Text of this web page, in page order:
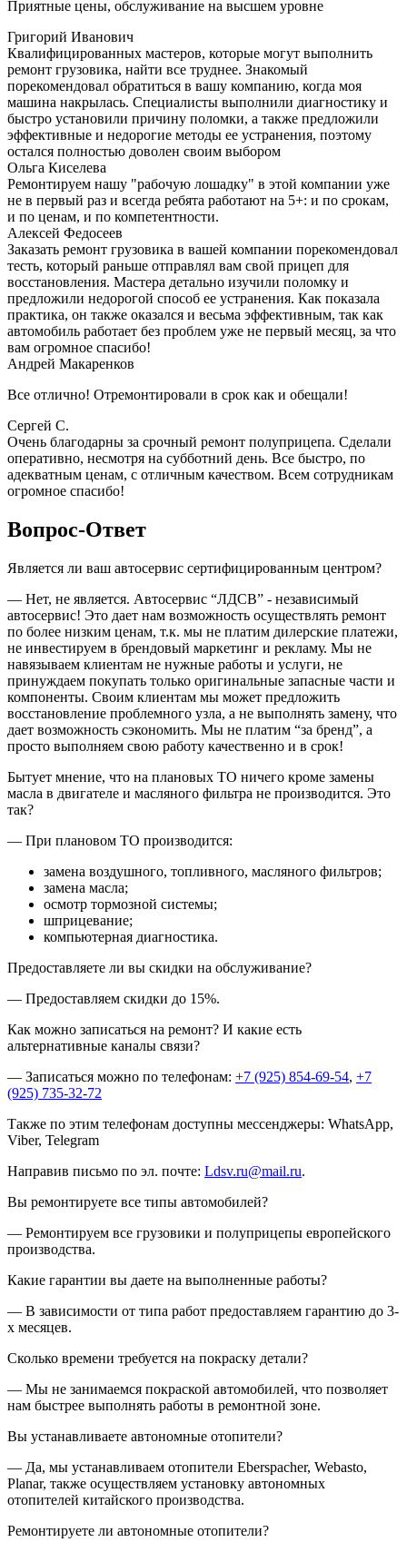
Приятные цены, обслуживание на высшем уровне
Григорий Иванович
Квалифицированных мастеров, которые могут выполнить
ремонт грузовика, найти все труднее. Знакомый
порекомендовал обратиться в вашу компанию, когда моя
машина накрылась. Специалисты выполнили диагностику и
быстро установили причину поломки, а также предложили
эффективные и недорогие методы ее устранения, поэтому
остался полностью доволен своим выбором
Ольга Киселева
Ремонтируем нашу "рабочую лошадку" в этой компании уже
не в первый раз и всегда ребята работают на 5+: и по срокам,
и по ценам, и по компетентности.
Алексей Федосеев
Заказать ремонт грузовика в вашей компании порекомендовал
тесть, который раньше отправлял вам свой прицеп для
восстановления. Мастера детально изучили поломку и
предложили недорогой способ ее устранения. Как показала
практика, он также оказался и весьма эффективным, так как
автомобиль работает без проблем уже не первый месяц, за что
вам огромное спасибо!
Андрей Макаренков
Все отлично! Отремонтировали в срок как и обещали!
Сергей С.
Очень благодарны за срочный ремонт полуприцепа. Сделали
оперативно, несмотря на субботний день. Все быстро, по
адекватным ценам, с отличным качеством. Всем сотрудникам
огромное спасибо!
Вопрос-Ответ
Является ли ваш автосервис сертифицированным центром?
— Нет, не является. Автосервис “ЛДСВ” - независимый
автосервис! Это дает нам возможность осуществлять ремонт
по более низким ценам, т.к. мы не платим дилерские платежи,
не инвестируем в брендовый маркетинг и рекламу. Мы не
навязываем клиентам не нужные работы и услуги, не
принуждаем покупать только оригинальные запасные части и
компоненты. Своим клиентам мы может предложить
восстановление проблемного узла, а не выполнять замену, что
дает возможность сэкономить. Мы не платим “за бренд”, а
просто выполняем свою работу качественно и в срок!
Бытует мнение, что на плановых ТО ничего кроме замены
масла в двигателе и масляного фильтра не производится. Это
так?
— При плановом ТО производится:
замена воздушного, топливного, масляного фильтров;
замена масла;
осмотр тормозной системы;
шприцевание;
компьютерная диагностика.
Предоставляете ли вы скидки на обслуживание?
— Предоставляем скидки до 15%.
Как можно записаться на ремонт? И какие есть
альтернативные каналы связи?
— Записаться можно по телефонам: +7 (925) 854-69-54, +7
(925) 735-32-72
Также по этим телефонам доступны мессенджеры: WhatsApp,
Viber, Telegram
Направив письмо по эл. почте: Ldsv.ru@mail.ru.
Вы ремонтируете все типы автомобилей?
— Ремонтируем все грузовики и полуприцепы европейского
производства.
Какие гарантии вы даете на выполненные работы?
— В зависимости от типа работ предоставляем гарантию до 3-
х месяцев.
Сколько времени требуется на покраску детали?
— Мы не занимаемся покраской автомобилей, что позволяет
нам быстрее выполнять работы в ремонтной зоне.
Вы устанавливаете автономные отопители?
— Да, мы устанавливаем отопители Eberspacher, Webasto,
Planar, также осуществляем установку автономных
отопителей китайского производства.
Ремонтируете ли автономные отопители?